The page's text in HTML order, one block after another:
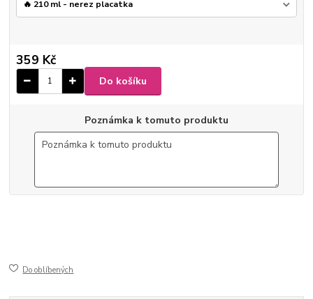
359 Kč
Do košíku
Poznámka k tomuto produktu
Do oblíbených